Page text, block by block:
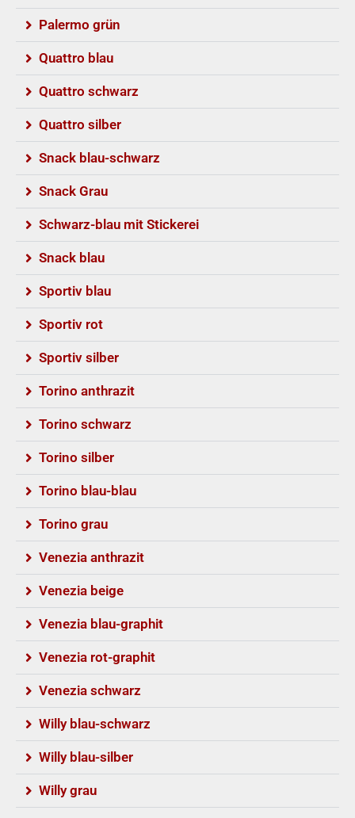
Palermo grün
Quattro blau
Quattro schwarz
Quattro silber
Snack blau-schwarz
Snack Grau
Schwarz-blau mit Stickerei
Snack blau
Sportiv blau
Sportiv rot
Sportiv silber
Torino anthrazit
Torino schwarz
Torino silber​
Torino blau-blau
Torino grau
Venezia anthrazit
Venezia beige
Venezia blau-graphit​
Venezia rot-graphit​
Venezia schwarz​
Willy blau-schwarz​
Willy blau-silber
Willy grau​